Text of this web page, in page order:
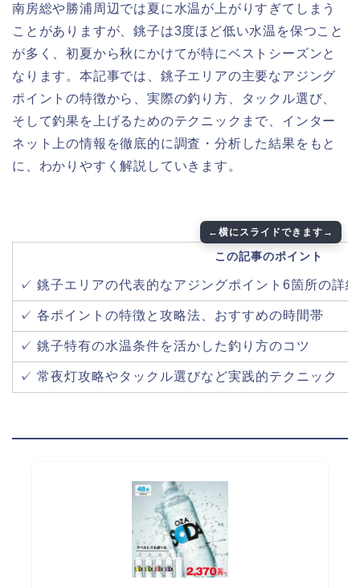
南房総や勝浦周辺では夏に水温が上がりすぎてしまう
ことがありますが、銚子は3度ほど低い水温を保つこと
が多く、初夏から秋にかけてが特にベストシーズンと
なります。本記事では、銚子エリアの主要なアジング
ポイントの特徴から、実際の釣り方、タックル選び、
そして釣果を上げるためのテクニックまで、インター
ネット上の情報を徹底的に調査・分析した結果をもと
に、わかりやすく解説していきます。
この記事のポイント
✓ 銚子エリアの代表的なアジングポイント6箇所の詳
✓ 各ポイントの特徴と攻略法、おすすめの時間帯
✓ 銚子特有の水温条件を活かした釣り方のコツ
✓ 常夜灯攻略やタックル選びなど実践的テクニック